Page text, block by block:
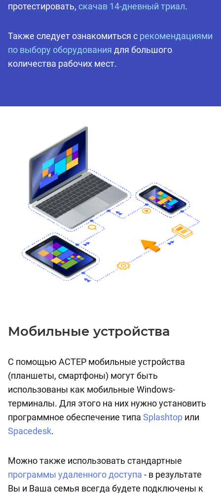
протестировать, скачав 14-дневный триал.
Также следует ознакомиться с рекомендациями
по выбору оборудования для большого
количества рабочих мест.
Мобильные устройства
С помощью АСТЕР мобильные устройства
(планшеты, смартфоны) могут быть
использованы как мобильные Windows-
терминалы. Для этого на них нужно установить
программное обеспечение типа Splashtop или
Spacedesk.
Можно также использовать стандартные
программы удаленного доступа - в результате
Вы и Ваша семья всегда будете подключены к